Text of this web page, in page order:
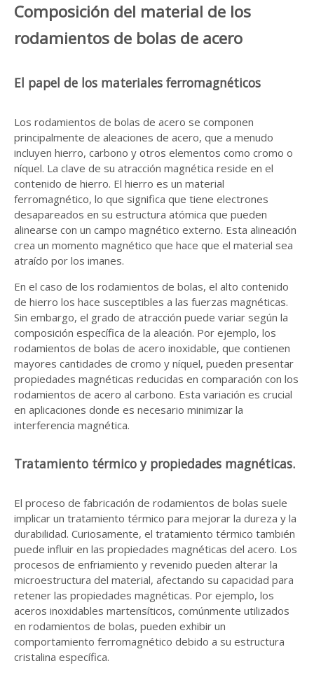
Composición del material de los
rodamientos de bolas de acero
El papel de los materiales ferromagnéticos
Los rodamientos de bolas de acero se componen
principalmente de aleaciones de acero, que a menudo
incluyen hierro, carbono y otros elementos como cromo o
níquel. La clave de su atracción magnética reside en el
contenido de hierro. El hierro es un material
ferromagnético, lo que significa que tiene electrones
desapareados en su estructura atómica que pueden
alinearse con un campo magnético externo. Esta alineación
crea un momento magnético que hace que el material sea
atraído por los imanes.
En el caso de los rodamientos de bolas, el alto contenido
de hierro los hace susceptibles a las fuerzas magnéticas.
Sin embargo, el grado de atracción puede variar según la
composición específica de la aleación. Por ejemplo, los
rodamientos de bolas de acero inoxidable, que contienen
mayores cantidades de cromo y níquel, pueden presentar
propiedades magnéticas reducidas en comparación con los
rodamientos de acero al carbono. Esta variación es crucial
en aplicaciones donde es necesario minimizar la
interferencia magnética.
Tratamiento térmico y propiedades magnéticas.
El proceso de fabricación de rodamientos de bolas suele
implicar un tratamiento térmico para mejorar la dureza y la
durabilidad. Curiosamente, el tratamiento térmico también
puede influir en las propiedades magnéticas del acero. Los
procesos de enfriamiento y revenido pueden alterar la
microestructura del material, afectando su capacidad para
retener las propiedades magnéticas. Por ejemplo, los
aceros inoxidables martensíticos, comúnmente utilizados
en rodamientos de bolas, pueden exhibir un
comportamiento ferromagnético debido a su estructura
cristalina específica.